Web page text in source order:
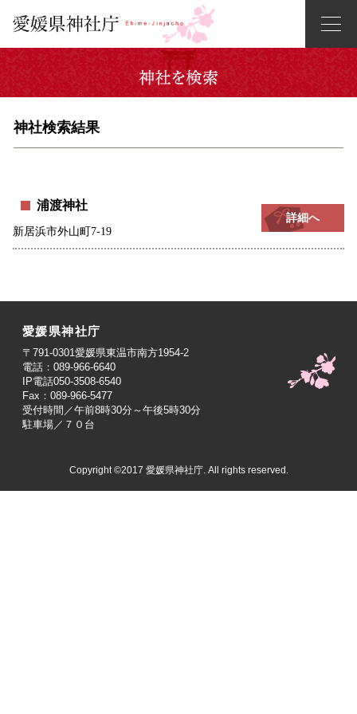
神社検索結果
浦渡神社
新居浜市外山町7-19
詳細へ
愛媛県神社庁
〒791-0301愛媛県東温市南方1954-2
電話：089-966-6640
IP電話050-3508-6540
Fax：089-966-5477
受付時間／午前8時30分～午後5時30分
駐車場／７０台
Copyright ©2017 愛媛県神社庁. All rights reserved.